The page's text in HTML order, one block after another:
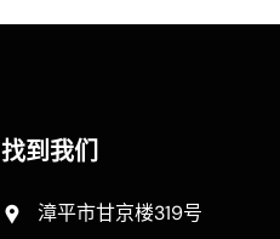
找到我们
漳平市甘京楼319号